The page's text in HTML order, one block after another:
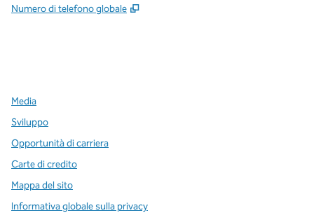
Numero di telefono globale ,
Media
Sviluppo
Opportunità di carriera
Carte di credito
Mappa del sito
Informativa globale sulla privacy